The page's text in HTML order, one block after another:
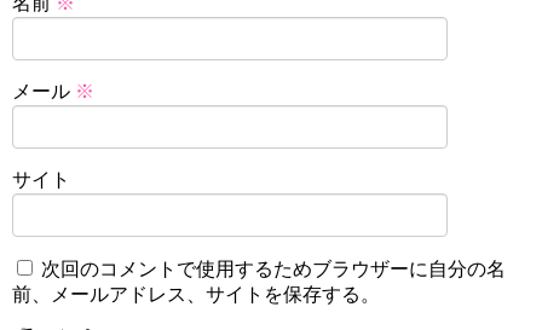
メール ※
サイト
次回のコメントで使用するためブラウザーに自分の名
前、メールアドレス、サイトを保存する。